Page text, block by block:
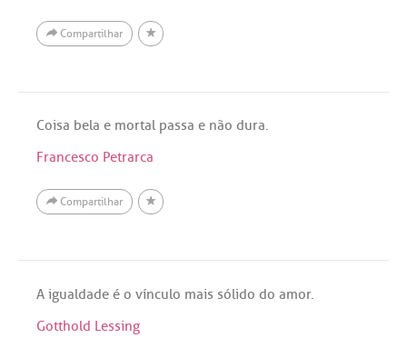
Compartilhar
Coisa bela e mortal passa e não dura.
Francesco Petrarca
Compartilhar
A igualdade é o vínculo mais sólido do amor.
Gotthold Lessing